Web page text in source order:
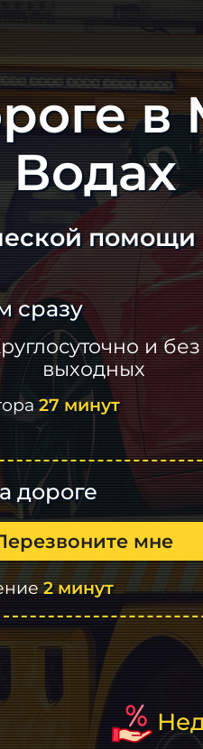
в
Водах
помощи
сразу
и без
выходных
27 минут
дороге
мне
2 минут